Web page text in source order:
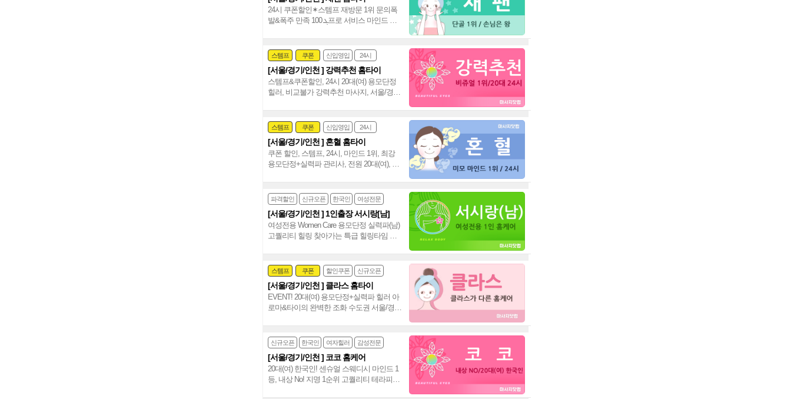
24시 쿠폰할인✶스템프 재방문 1위 문의폭
발&폭주 만족 ܓ 100프로 서비스 마인드 짱
스템프 쿠폰 신입영입 24시
여자힐러 감성전문
[서울/경기/인천 ] 강력추천 홈타이
스템프&쿠폰할인, 24시 20대(여) 용모단정
힐러, 비교불가 강력추천 마사지, 서울/경
스템프 쿠폰 신입영입 24시
여자힐러 감성전문
[서울/경기/인천 ] 혼혈 홈타이
쿠폰 할인, 스템프, 24시, 마인드 1위, 최강
용모단정+실력파 관리사, 전원 20대(여), 강
파격할인 신규오픈 한국인 여성전문
[서울/경기/인천 ] 1인출장 서시랑[남]
여성전용 Women Care 용모단정 실력파(남)
고퀄리티 힐링 찾아가는 특급 힐링타임 서
스템프 쿠폰 할인쿠폰 신규오픈
24시 홈케어
[서울/경기/인천 ] 클라스 홈타이
EVENT! 20대(여) 용모단정+실력파 힐러 아
로마&타이의 완벽한 조화 수도권 서울/경
신규오픈 한국인 여자힐러 감성전문
[서울/경기/인천 ] 코코 홈케어
20대(여) 한국인! 센슈얼 스웨디시 마인드 1
등, 내상 No! 지명 1순위 고퀄리티 테라피로